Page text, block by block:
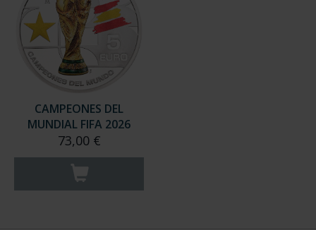
CAMPEONES DEL
MUNDIAL FIFA 2026
73,00 €